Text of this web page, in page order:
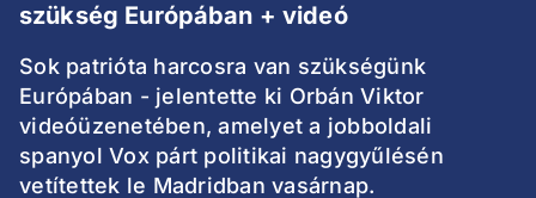
szükség Európában + videó
Sok patrióta harcosra van szükségünk
Európában - jelentette ki Orbán Viktor
videóüzenetében, amelyet a jobboldali
spanyol Vox párt politikai nagygyűlésén
vetítettek le Madridban vasárnap.